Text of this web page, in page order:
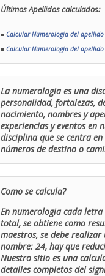
Últimos Apellidos calculados:
■ Calcular Numerología del apellido
■ Calcular Numerología del apellido
La numerologia es una
personalidad, fortalezas,
nacimiento, nombres y
experiencias y eventos en
disciplina que se centra
números de destino o
Como se calcula?
En numerologia cada
total, se obtiene como
maestros, se debe
nombre: 24, hay que
Nuestro sitio es una
detalles completos del